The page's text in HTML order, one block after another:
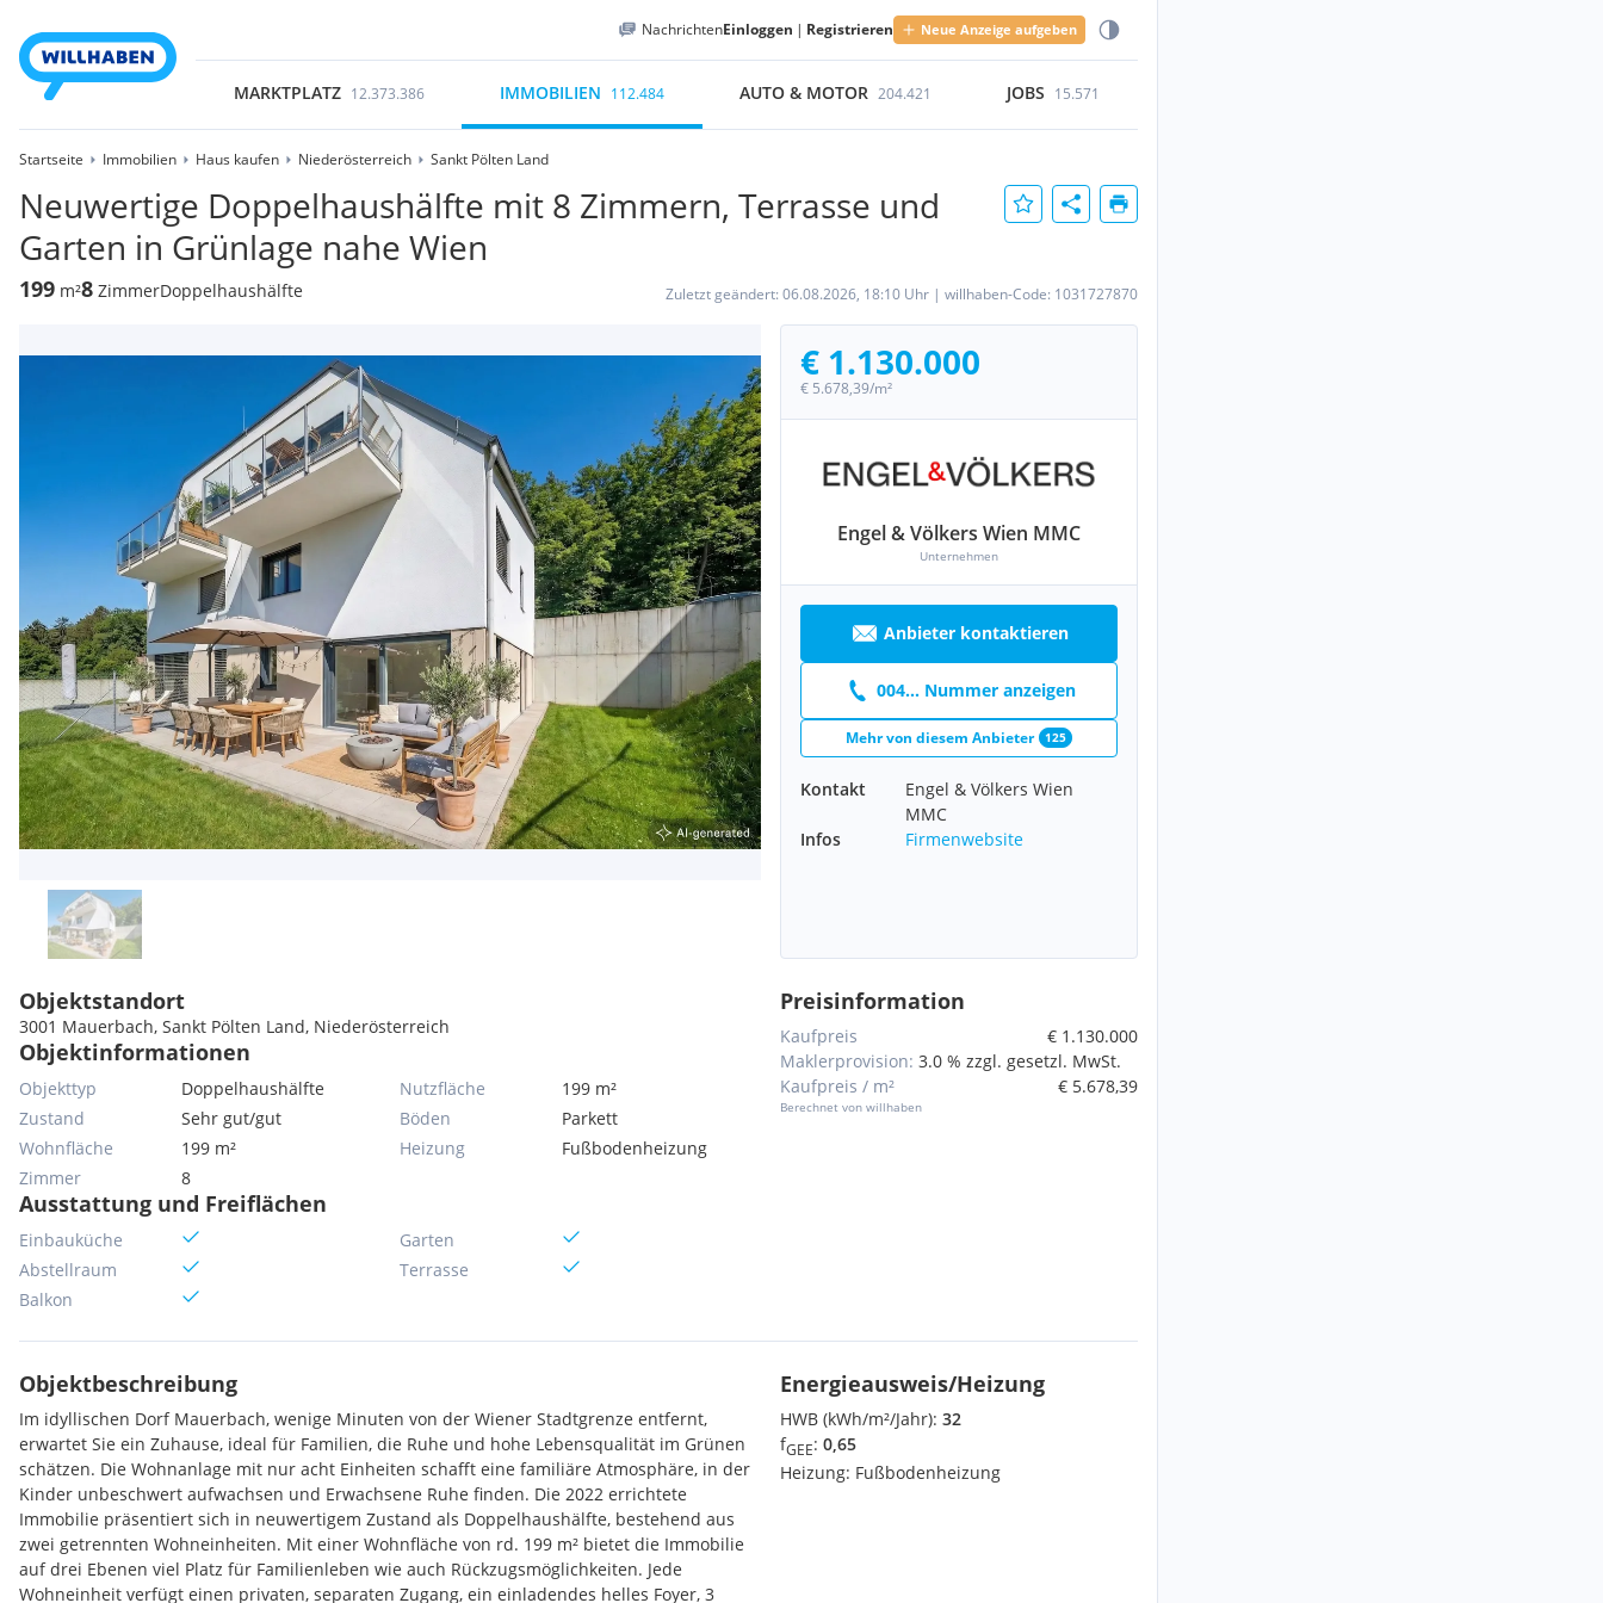
NachrichtenEinloggen | Registrieren Neue Anzeige aufgeben
MARKTPLATZ 12.373.386 IMMOBILIEN 112.484 AUTO & MOTOR 204.421 JOBS 15.571
Startseite Immobilien Haus kaufen Niederösterreich Sankt Pölten Land
Neuwertige Doppelhaushälfte mit 8 Zimmern, Terrasse und
Garten in Grünlage nahe Wien
199 m²8 ZimmerDoppelhaushälfte Zuletzt geändert: 06.08.2026, 18:10 Uhr | willhaben-Code: 1031727870
€ 1.130.000
€ 5.678,39/m²
Engel & Völkers Wien MMC
Unternehmen
Anbieter kontaktieren
004... Nummer anzeigen
Mehr von diesem Anbieter 125
Kontakt
Engel & Völkers Wien
MMC
Infos
Firmenwebsite
Objektstandort
3001 Mauerbach, Sankt Pölten Land, Niederösterreich
Objektinformationen
Objekttyp
Doppelhaushälfte
Zustand
Sehr gut/gut
Wohnfläche
199 m²
Zimmer
8
Nutzfläche
199 m²
Böden
Parkett
Heizung
Fußbodenheizung
Ausstattung und Freiflächen
Einbauküche
Abstellraum
Balkon
Garten
Terrasse
Preisinformation
Kaufpreis
€ 1.130.000
Maklerprovision: 3.0 % zzgl. gesetzl. MwSt.
Kaufpreis / m²
Berechnet von willhaben
€ 5.678,39
Objektbeschreibung
Im idyllischen Dorf Mauerbach, wenige Minuten von der Wiener Stadtgrenze entfernt,
erwartet Sie ein Zuhause, ideal für Familien, die Ruhe und hohe Lebensqualität im Grünen
schätzen. Die Wohnanlage mit nur acht Einheiten schafft eine familiäre Atmosphäre, in der
Kinder unbeschwert aufwachsen und Erwachsene Ruhe finden. Die 2022 errichtete
Immobilie präsentiert sich in neuwertigem Zustand als Doppelhaushälfte, bestehend aus
zwei getrennten Wohneinheiten. Mit einer Wohnfläche von rd. 199 m² bietet die Immobilie
auf drei Ebenen viel Platz für Familienleben wie auch Rückzugsmöglichkeiten. Jede
Wohneinheit verfügt einen privaten, separaten Zugang, ein einladendes helles Foyer, 3
Energieausweis/Heizung
HWB (kWh/m²/Jahr): 32
fGEE: 0,65
Heizung: Fußbodenheizung